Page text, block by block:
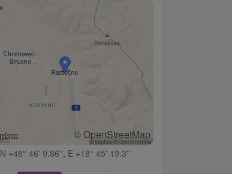
© OpenStreetMap
N +48° 46' 9.86'', E +18° 45' 19.3''